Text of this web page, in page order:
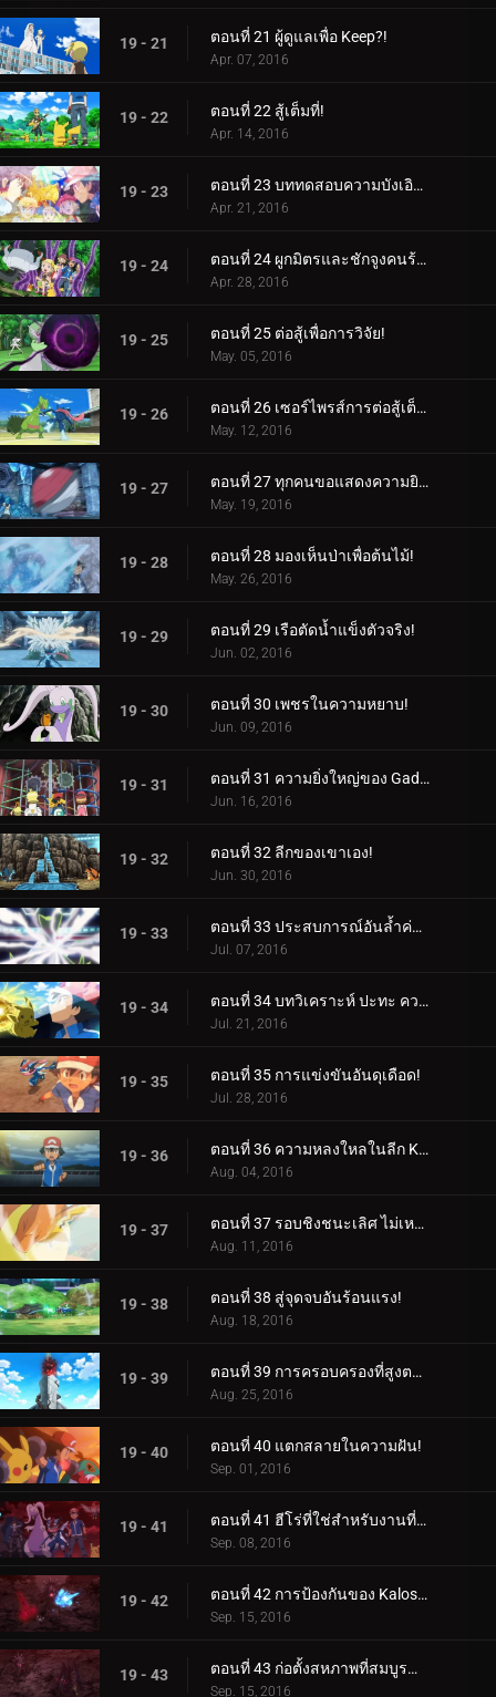
19 - 21 ตอนที่ 21 ผู้ดูแลเพื่อ Keep?!
Apr. 07, 2016
19 - 22 ตอนที่ 22 สู้เต็มที่!
Apr. 14, 2016
19 - 23 ตอนที่ 23 บททดสอบความบังเอิญ!
Apr. 21, 2016
19 - 24 ตอนที่ 24 ผูกมิตรและชักจูงคนร้าย!
Apr. 28, 2016
19 - 25 ตอนที่ 25 ต่อสู้เพื่อการวิจัย!
May. 05, 2016
19 - 26 ตอนที่ 26 เซอร์ไพรส์การต่อสู้เต็มกำลัง!
May. 12, 2016
19 - 27 ตอนที่ 27 ทุกคนขอแสดงความยินดีกับสมรภูมิน้ำแข็ง!
May. 19, 2016
19 - 28 ตอนที่ 28 มองเห็นป่าเพื่อต้นไม้!
May. 26, 2016
19 - 29 ตอนที่ 29 เรือตัดน้ำแข็งตัวจริง!
Jun. 02, 2016
19 - 30 ตอนที่ 30 เพชรในความหยาบ!
Jun. 09, 2016
19 - 31 ตอนที่ 31 ความยิ่งใหญ่ของ Gadget มากมาย!
Jun. 16, 2016
19 - 32 ตอนที่ 32 ลีกของเขาเอง!
Jun. 30, 2016
19 - 33 ตอนที่ 33 ประสบการณ์อันล้ำค่าสำหรับทุกคน!
Jul. 07, 2016
19 - 34 ตอนที่ 34 บทวิเคราะห์ ปะทะ ความหลงใหล!
Jul. 21, 2016
19 - 35 ตอนที่ 35 การแข่งขันอันดุเดือด!
Jul. 28, 2016
19 - 36 ตอนที่ 36 ความหลงใหลในลีก Kalos พร้อมเปลวไฟที่แน่นอน!
Aug. 04, 2016
19 - 37 ตอนที่ 37 รอบชิงชนะเลิศ ไม่เหมาะกับคนใจเสาะ!
Aug. 11, 2016
19 - 38 ตอนที่ 38 สู่จุดจบอันร้อนแรง!
Aug. 18, 2016
19 - 39 ตอนที่ 39 การครอบครองที่สูงตระหง่าน!
Aug. 25, 2016
19 - 40 ตอนที่ 40 แตกสลายในความฝัน!
Sep. 01, 2016
19 - 41 ตอนที่ 41 ฮีโร่ที่ใช่สำหรับงานที่ใช่!
Sep. 08, 2016
19 - 42 ตอนที่ 42 การป้องกันของ Kalos สุดมันส์!
Sep. 15, 2016
19 - 43 ตอนที่ 43 ก่อตั้งสหภาพที่สมบูรณ์แบบยิ่งขึ้น!
Sep. 15, 2016